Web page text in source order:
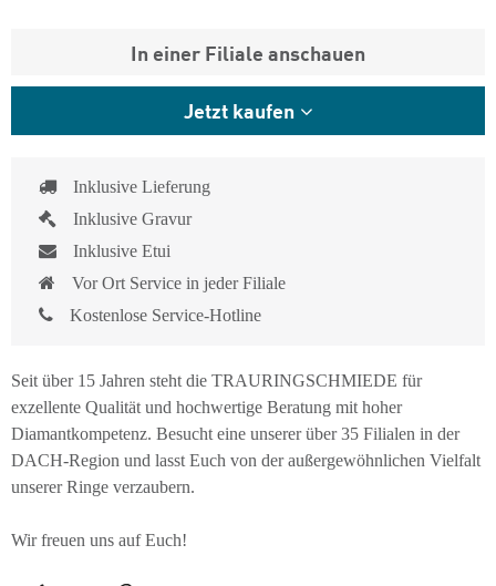
In einer Filiale anschauen
Jetzt kaufen
Inklusive Lieferung
Inklusive Gravur
Inklusive Etui
Vor Ort Service in jeder Filiale
Kostenlose Service-Hotline
Seit über 15 Jahren steht die TRAURINGSCHMIEDE für
exzellente Qualität und hochwertige Beratung mit hoher
Diamantkompetenz. Besucht eine unserer über 35 Filialen in der
DACH-Region und lasst Euch von der außergewöhnlichen Vielfalt
unserer Ringe verzaubern.
Wir freuen uns auf Euch!